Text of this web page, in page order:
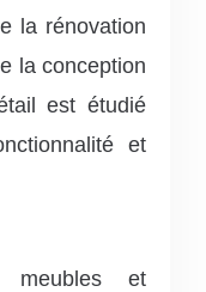
la rénovation
la conception
est étudié
et
meubles et